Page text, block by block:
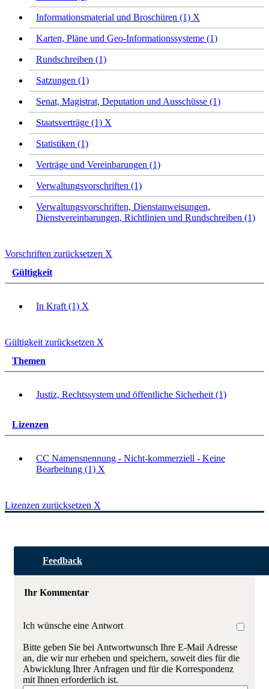
Informationsmaterial und Broschüren (1) X
Karten, Pläne und Geo-Informationssysteme (1)
Rundschreiben (1)
Satzungen (1)
Senat, Magistrat, Deputation und Ausschüsse (1)
Staatsverträge (1) X
Statistiken (1)
Verträge und Vereinbarungen (1)
Verwaltungsvorschriften (1)
Verwaltungsvorschriften, Dienstanweisungen,
Dienstvereinbarungen, Richtlinien und Rundschreiben (1)
Vorschriften zurücksetzen X
Gültigkeit
In Kraft (1) X
Gültigkeit zurücksetzen X
Themen
Justiz, Rechtssystem und öffentliche Sicherheit (1)
Lizenzen
CC Namensnennung - Nicht-kommerziell - Keine
Bearbeitung (1) X
Lizenzen zurücksetzen X
Feedback
Ihr Kommentar
Ich wünsche eine Antwort
Bitte geben Sie bei Antwortwunsch Ihre E-Mail Adresse
an, die wir nur erheben und speichern, soweit dies für die
Abwicklung Ihrer Anfragen und für die Korrespondenz
mit Ihnen erforderlich ist.